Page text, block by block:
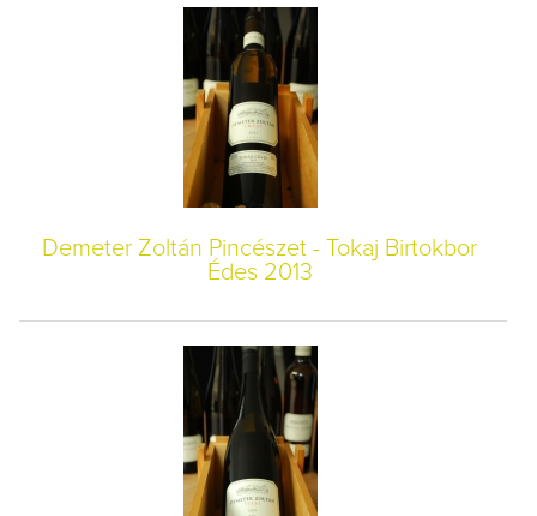
Demeter Zoltán Pincészet - Tokaj Birtokbor
Édes 2013